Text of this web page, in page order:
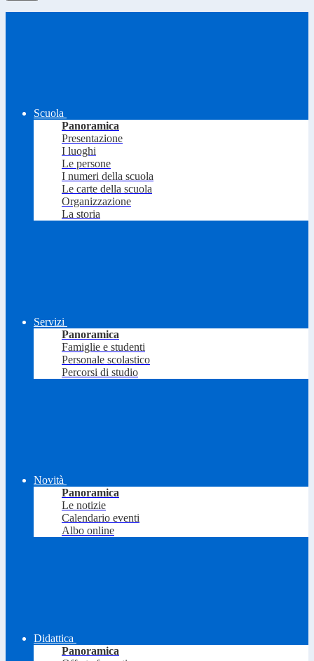
Scuola
Panoramica
Presentazione
I luoghi
Le persone
I numeri della scuola
Le carte della scuola
Organizzazione
La storia
Servizi
Panoramica
Famiglie e studenti
Personale scolastico
Percorsi di studio
Novità
Panoramica
Le notizie
Calendario eventi
Albo online
Didattica
Panoramica